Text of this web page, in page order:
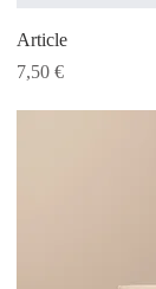
Article
Prix
7,50 €